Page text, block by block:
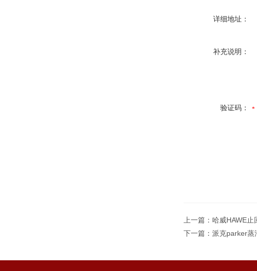
详细地址：
补充说明：
验证码：
上一篇： 哈威HAWE止
下一篇： 派克parker蒸